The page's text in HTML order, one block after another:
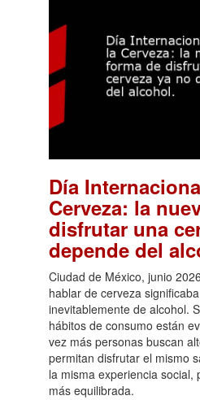
Día
Cerveza: la
disfrutar una
depende del
Ciudad de México, junio
hablar de cerveza
inevitablemente de alcohol.
hábitos de consumo están
vez más personas buscan
permitan disfrutar el mismo
la misma experiencia social,
más equilibrada.